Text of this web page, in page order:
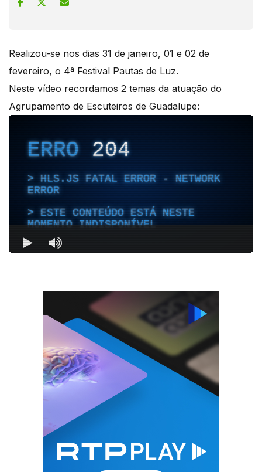
Realizou-se nos dias 31 de janeiro, 01 e 02 de
fevereiro, o 4ª Festival Pautas de Luz.
Neste vídeo recordamos 2 temas da atuação do
Agrupamento de Escuteiros de Guadalupe: